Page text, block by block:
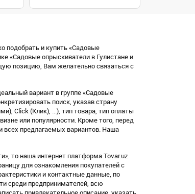
подобрать и купить «Садовые
«Садовые опрыскиватели в Гулистане и
позицию, Вам желательно связаться с
вариант в группе «Садовые
поиск, указав страну
Click (Клик), ...), тип товара, тип оплаты
или популярности. Кроме того, перед
всех предлагаемых вариантов. Наша
то наша интернет платформа Tovar.uz
для ознакомления покупателей с
и контактные данные, по
среди предпринимателей, всю